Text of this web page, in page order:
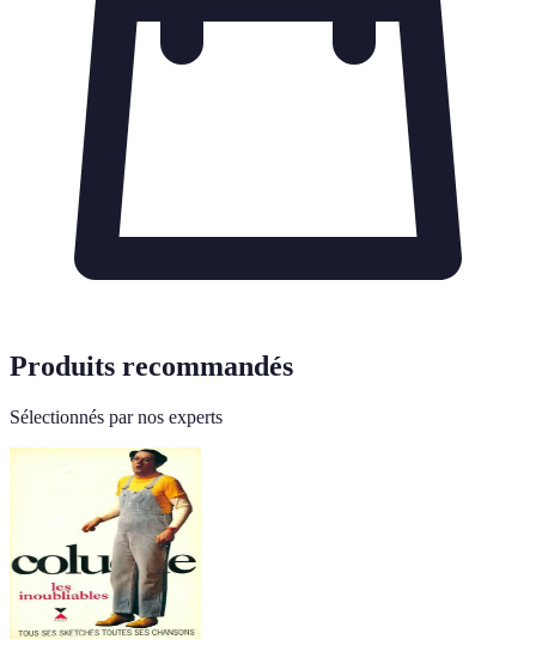
Produits recommandés
Sélectionnés par nos experts